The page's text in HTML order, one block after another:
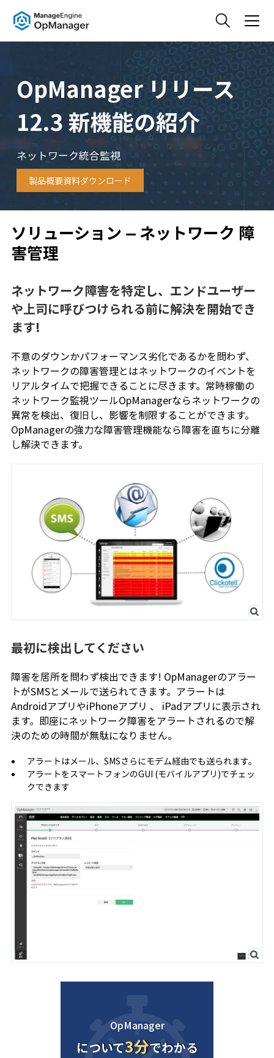
OpManager リリース
12.3 新機能の紹介
ネットワーク統合監視
製品概要資料ダウンロード
ソリューション – ネットワーク 障
害管理
ネットワーク障害を特定し、エンドユーザー
や上司に呼びつけられる前に解決を開始でき
ます!
不意のダウンかパフォーマンス劣化であるかを問わず、
ネットワークの障害管理とはネットワークのイベントを
リアルタイムで把握できることに尽きます。常時稼働の
ネットワーク監視ツールOpManagerならネットワークの
異常を検出、復旧し、影響を制限することができます。
OpManagerの強力な障害管理機能なら障害を直ちに分離
し解決できます。
最初に検出してください
障害を居所を問わず検出できます! OpManagerのアラー
トがSMSとメールで送られてきます。アラートは
AndroidアプリやiPhoneアプリ 、 iPadアプリに表示され
ます。即座にネットワーク障害をアラートされるので解
決のための時間が無駄になりません。
アラートはメール、SMSさらにモデム経由でも送られます。
アラートをスマートフォンのGUI (モバイルアプリ)でチェッ
クできます
OpManager
について3分でわかる